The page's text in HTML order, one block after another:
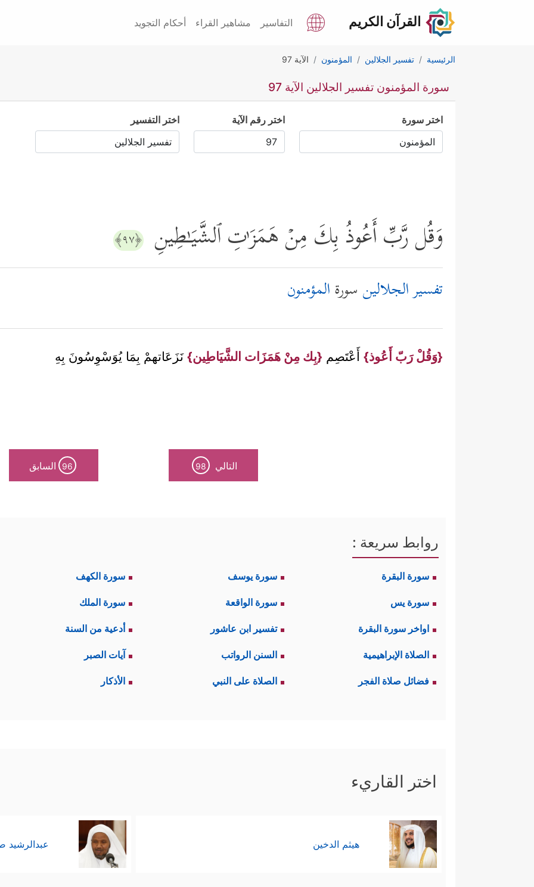
القرآن الكريم التفاسير مشاهير القراء أحكام التجويد
الرئيسية تفسير الجلالين المؤمنون الآية 97
سورة المؤمنون تفسير الجلالين الآية 97
اختر سورة اختر رقم الآية اختر التفسير
وَقُل رَّبِّ أَعُوذُ بِكَ مِنۡ هَمَزَ ٰ⁠تِ ٱلشَّیَـٰطِینِ ﴿٩٧﴾
تفسير الجلالين سورةالمؤمنون
{وَقُلْ رَبّ أَعُوذ} أَعْتَصِم {بِك مِنْ هَمَزَات الشَّيَاطِين} نَزَعَاتهمْ بِمَا يُوَسْوِسُونَ بِهِ
التالي 98
96 السابق
روابط سريعة :
سورة البقرة سورة يوسف سورة الكهف
سورة يس سورة الواقعة سورة الملك
اواخر سورة البقرة تفسير ابن عاشور أدعية من السنة
الصلاة الإبراهيمية السنن الرواتب آيات الصبر
فضائل صلاة الفجر الصلاة على النبي الأذكار
اختر القاريء
هيثم الدخين عبدالرشيد